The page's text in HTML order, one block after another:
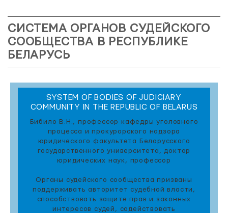
СИСТЕМА ОРГАНОВ СУДЕЙСКОГО
СООБЩЕСТВА В РЕСПУБЛИКЕ
БЕЛАРУСЬ
SYSTEM OF BODIES OF JUDICIARY
COMMUNITY IN THE REPUBLIC OF BELARUS
Бибило В.Н., профессор кафедры уголовного
процесса и прокурорского надзора
юридического факультета Белорусского
государственного университета, доктор
юридических наук, профессор
Органы судейского сообщества призваны
поддерживать авторитет судебной власти,
способствовать защите прав и законных
интересов судей, содействовать